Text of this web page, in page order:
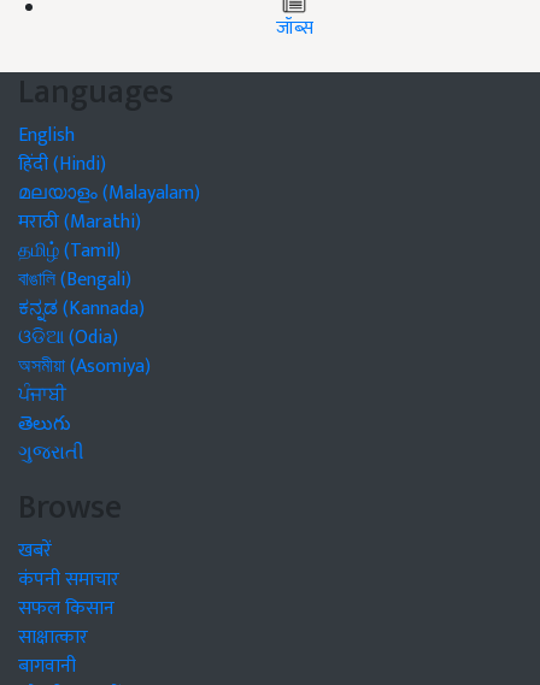
जॉब्स
Languages
English
हिंदी (Hindi)
മലയാളം (Malayalam)
मराठी (Marathi)
தமிழ் (Tamil)
বাঙালি (Bengali)
ಕನ್ನಡ (Kannada)
ଓଡିଆ (Odia)
অসমীয়া (Asomiya)
ਪੰਜਾਬੀ
తెలుగు
ગુજરાતી
Browse
खबरें
कंपनी समाचार
सफल किसान
साक्षात्कार
बागवानी